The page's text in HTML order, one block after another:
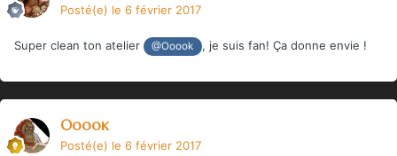
Posté(e) le 6 février 2017
Super clean ton atelier @Ooook , je suis fan! Ça donne envie !
Ooook
Posté(e) le 6 février 2017